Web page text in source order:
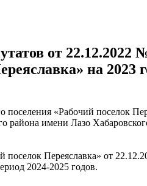
от 22.12.2022
на 2023
«Рабочий поселок
района имени Лазо
поселок Переяславка» от
2024-2025 годов.